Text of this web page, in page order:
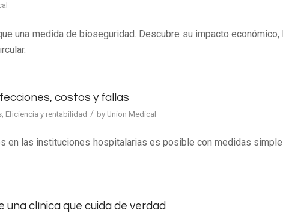
una medida de bioseguridad. Descubre su impacto económico,
costos y fallas
, Eficiencia y rentabilidad / by Union Medical
en las instituciones hospitalarias es posible con medidas
clínica que cuida de verdad